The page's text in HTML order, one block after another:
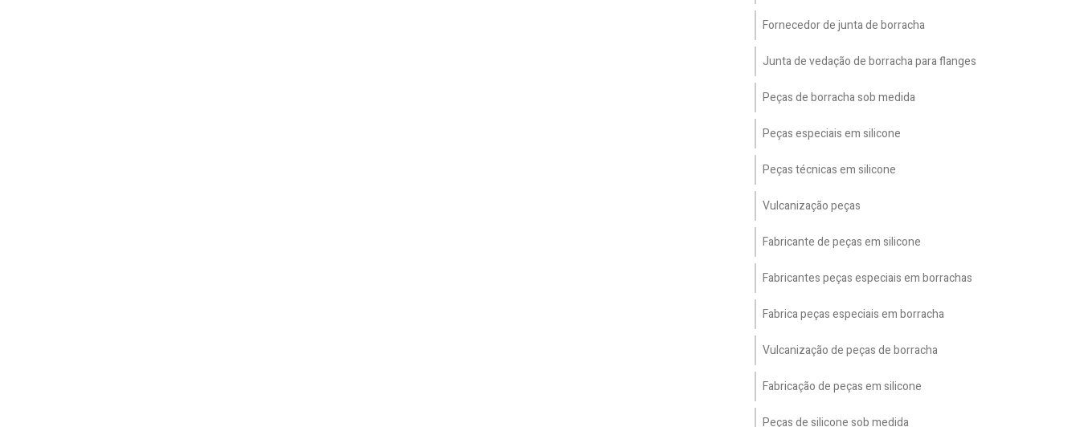
Fornecedor de junta de borracha
Junta de vedação de borracha para flanges
Peças de borracha sob medida
Peças especiais em silicone
Peças técnicas em silicone
Vulcanização peças
Fabricante de peças em silicone
Fabricantes peças especiais em borrachas
Fabrica peças especiais em borracha
Vulcanização de peças de borracha
Fabricação de peças em silicone
Peças de silicone sob medida